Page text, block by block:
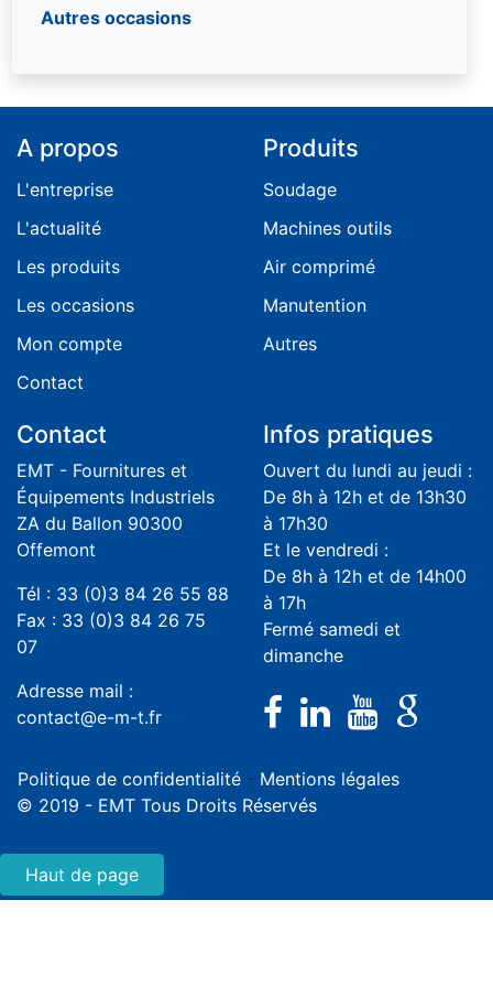
Autres occasions
A propos
L'entreprise
L'actualité
Les produits
Les occasions
Mon compte
Contact
Produits
Soudage
Machines outils
Air comprimé
Manutention
Autres
Contact
EMT - Fournitures et
Équipements Industriels
ZA du Ballon 90300
Offemont
Tél : 33 (0)3 84 26 55 88
Fax : 33 (0)3 84 26 75
07
Adresse mail :
contact@e-m-t.fr
Infos pratiques
Ouvert du lundi au jeudi :
De 8h à 12h et de 13h30
à 17h30
Et le vendredi :
De 8h à 12h et de 14h00
à 17h
Fermé samedi et
dimanche
Politique de confidentialité - Mentions légales
© 2019 - EMT Tous Droits Réservés
Haut de page